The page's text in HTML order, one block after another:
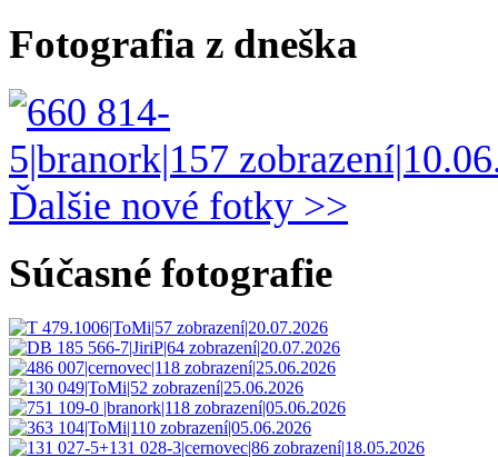
Fotografia z dneška
Ďalšie nové fotky >>
Súčasné fotografie